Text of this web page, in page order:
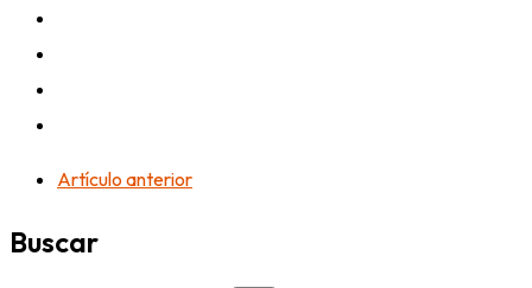
Artículo anterior
Buscar